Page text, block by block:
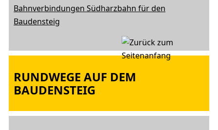
Bahnverbindungen Südharzbahn für den
Baudensteig
RUNDWEGE AUF DEM
BAUDENSTEIG